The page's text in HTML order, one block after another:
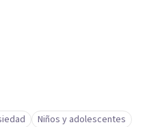
Niños y adolescentes